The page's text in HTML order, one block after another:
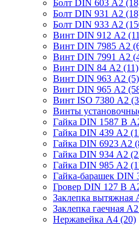
Болт DIN 603 А2
Болт DIN 931 А2
Болт DIN 933 А2
Винт DIN 912 А2
Винт DIN 7985 А2
Винт DIN 7991 А2
Винт DIN 84 А2 (11)
Винт DIN 963 А2 (5)
Винт DIN 965 А2
Винт ISO 7380 А2
Винты
Гайка DIN 1587 В
Гайка DIN 439 А2
Гайка DIN 6923 A2
Гайка DIN 934 А2
Гайка DIN 985 А2
Гайка-барашек DIN
Гровер DIN 127 В
Заклепка вытяжная
Заклепка гаечная
Нержавейка А4 (20)